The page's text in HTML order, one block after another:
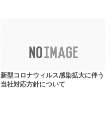
新型コロナウィルス感染拡大に伴う
当社対応方針について